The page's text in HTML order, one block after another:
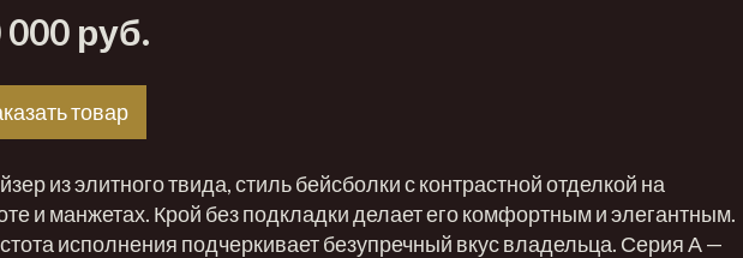
000 руб.
товар
из элитного твида, стиль бейсболки с контрастной отделкой на
и манжетах. Крой без подкладки делает его комфортным и элегантным.
исполнения подчеркивает безупречный вкус владельца. Серия А —